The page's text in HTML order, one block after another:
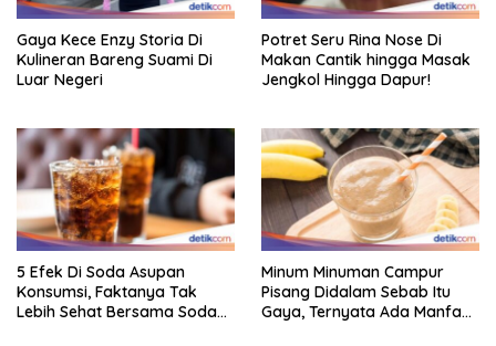
Gaya Kece Enzy Storia Di
Kulineran Bareng Suami Di
Luar Negeri
Potret Seru Rina Nose Di
Makan Cantik hingga Masak
Jengkol Hingga Dapur!
5 Efek Di Soda Asupan
Konsumsi, Faktanya Tak
Lebih Sehat Bersama Soda
Minum Minuman Campur
Pisang Didalam Sebab Itu
Gaya, Ternyata Ada Manfaat